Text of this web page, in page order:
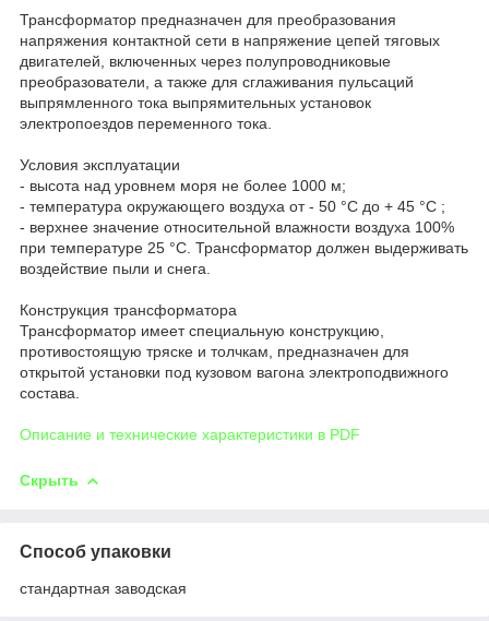
Трансформатор предназначен для преобразования
напряжения контактной сети в напряжение цепей тяговых
двигателей, включенных через полупроводниковые
преобразователи, а также для сглаживания пульсаций
выпрямленного тока выпрямительных установок
электропоездов переменного тока.
Условия эксплуатации
- высота над уровнем моря не более 1000 м;
- температура окружающего воздуха от - 50 °С до + 45 °С ;
- верхнее значение относительной влажности воздуха 100%
при температуре 25 °С. Трансформатор должен выдерживать
воздействие пыли и снега.
Конструкция трансформатора
Трансформатор имеет специальную конструкцию,
противостоящую тряске и толчкам, предназначен для
открытой установки под кузовом вагона электроподвижного
состава.
Описание и технические характеристики в PDF
Скрыть
Способ упаковки
стандартная заводская